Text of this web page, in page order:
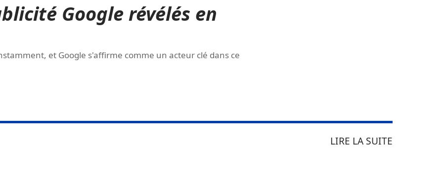
Google révélés en
et Google s'affirme comme un acteur clé dans ce
LIRE LA SUITE